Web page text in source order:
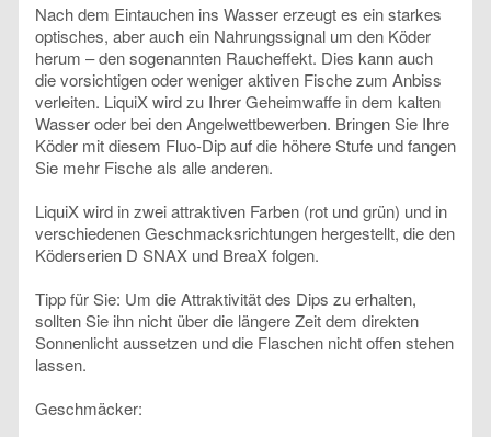
Nach dem Eintauchen ins Wasser erzeugt es ein starkes
optisches, aber auch ein Nahrungssignal um den Köder
herum – den sogenannten Raucheffekt. Dies kann auch
die vorsichtigen oder weniger aktiven Fische zum Anbiss
verleiten. LiquiX wird zu Ihrer Geheimwaffe in dem kalten
Wasser oder bei den Angelwettbewerben. Bringen Sie Ihre
Köder mit diesem Fluo-Dip auf die höhere Stufe und fangen
Sie mehr Fische als alle anderen.
LiquiX wird in zwei attraktiven Farben (rot und grün) und in
verschiedenen Geschmacksrichtungen hergestellt, die den
Köderserien D SNAX und BreaX folgen.
Tipp für Sie: Um die Attraktivität des Dips zu erhalten,
sollten Sie ihn nicht über die längere Zeit dem direkten
Sonnenlicht aussetzen und die Flaschen nicht offen stehen
lassen.
Geschmäcker: